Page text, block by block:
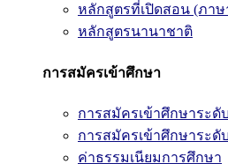
หลักสูตรที่เปิดสอน (ภาษ
หลักสูตรนานาชาติ
การสมัครเข้าศึกษา
การสมัครเข้าศึกษาระ
การสมัครเข้าศึกษาระ
ค่าธรรมเนียมการศึกษา